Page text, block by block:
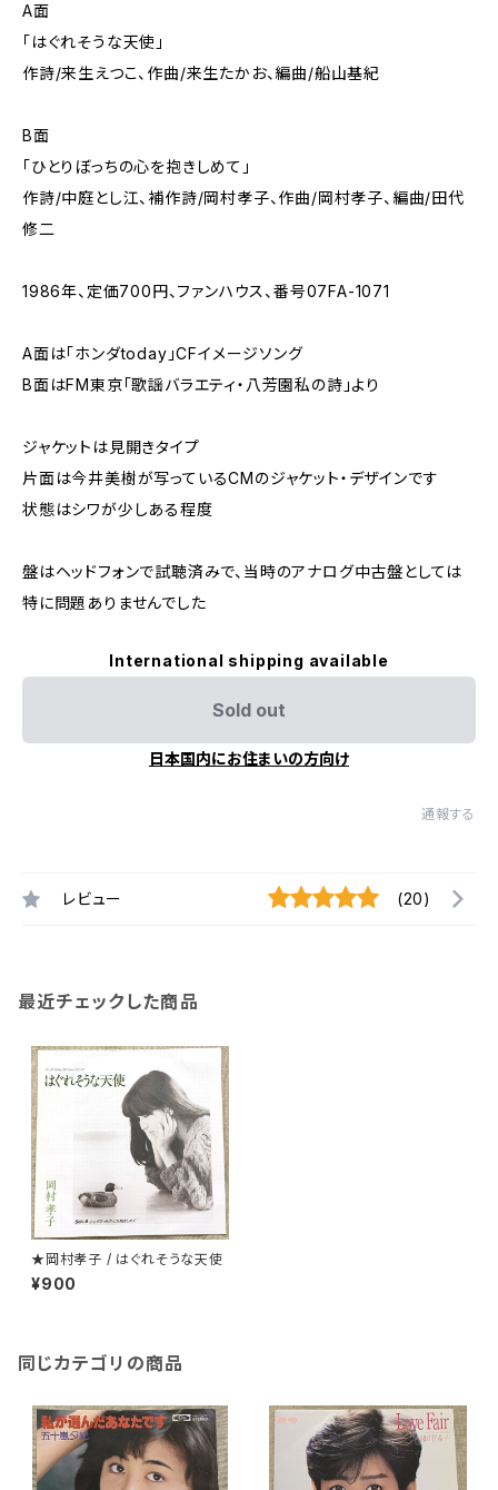
A面
「はぐれそうな天使」
作詩/来生えつこ、作曲/来生たかお、編曲/船山基紀
B面
「ひとりぼっちの心を抱きしめて」
作詩/中庭とし江、補作詩/岡村孝子、作曲/岡村孝子、編曲/田代
修二
1986年、定価700円、ファンハウス、番号07FA-1071
A面は｢ホンダtoday｣CFイメージソング
B面はFM東京｢歌謡バラエティ・八芳園私の詩｣より
ジャケットは見開きタイプ
片面は今井美樹が写っているCMのジャケット・デザインです
状態はシワが少しある程度
盤はヘッドフォンで試聴済みで、当時のアナログ中古盤としては
特に問題ありませんでした
International shipping available
Sold out
日本国内にお住まいの方向け
通報する
レビュー (20)
最近チェックした商品
★岡村孝子 / はぐれそうな天使
¥900
同じカテゴリの商品